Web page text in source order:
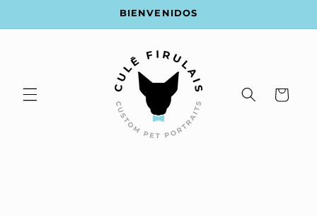
al contenido
BIENVENIDOS
Carrito